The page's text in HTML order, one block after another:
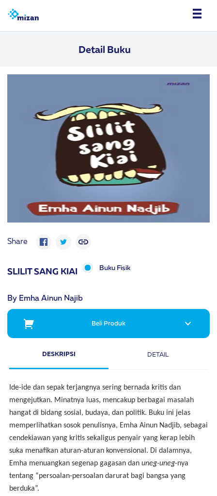
Detail Buku
Share
Buku Fisik
SLILIT SANG KIAI
By Emha Ainun Najib
Beli Produk
DESKRIPSI DETAIL
Ide-ide dan sepak terjangnya sering bernada kritis dan
mengejutkan. Minatnya luas, mencakup berbagai masalah
hangat di bidang sosial, budaya, dan politik. Buku ini jelas
memperlihatkan sosok penulisnya, Emha Ainun Nadjib, sebagai
cendekiawan yang kritis sekaligus penyair yang kerap lebih
suka menafikan aturan-aturan konvensional. Di dalamnya,
Emha menuangkan segenap gagasan dan uneg-uneg-nya
tentang “persoalan-persoalan darurat bagi bangsa yang
berduka”.